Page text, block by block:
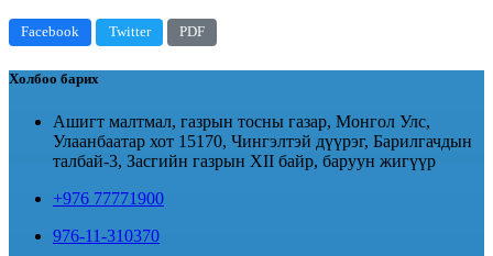
Facebook Twitter PDF
Холбоо барих
Ашигт малтмал, газрын тосны газар, Монгол Улс,
Улаанбаатар хот 15170, Чингэлтэй дүүрэг, Барилгачдын
талбай-3, Засгийн газрын XII байр, баруун жигүүр
+976 77771900
976-11-310370